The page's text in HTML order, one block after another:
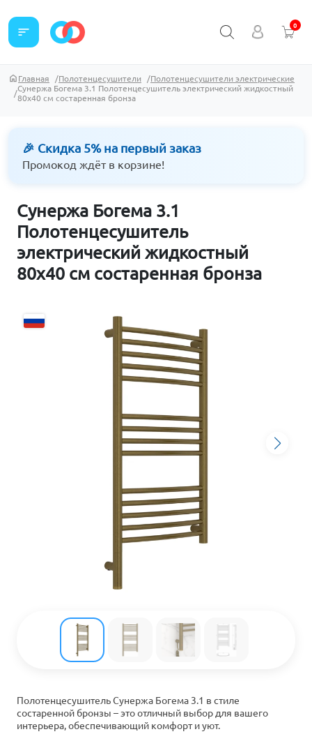
sort 0
Главная Полотенцесушители
Полотенцесушители электрические
Сунержа Богема 3.1 Полотенцесушитель электрический жидкостный
80х40 см состаренная бронза
🎉 Скидка 5% на первый заказ
Промокод ждёт в корзине!
Сунержа Богема 3.1
Полотенцесушитель
электрический жидкостный
80х40 см состаренная бронза
Полотенцесушитель Сунержа Богема 3.1 в стиле
состаренной бронзы – это отличный выбор для вашего
интерьера, обеспечивающий комфорт и уют.